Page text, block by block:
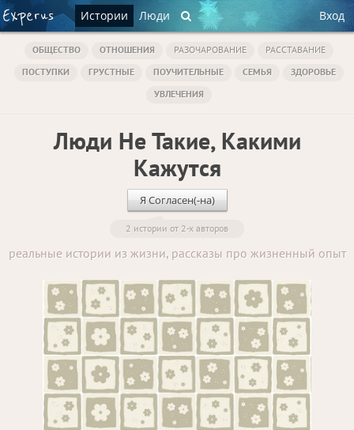
Истории Люди Вход
ОБЩЕСТВО ОТНОШЕНИЯ РАЗОЧАРОВАНИЕ
РАССТАВАНИЕ
ПОСТУПКИ
ГРУСТНЫЕ ПОУЧИТЕЛЬНЫЕ СЕМЬЯ
ЗДОРОВЬЕ
УВЛЕЧЕНИЯ
Люди Не Такие, Какими
Кажутся
Я Согласен(-на)
2 истории от 2-х авторов
реальные истории из жизни, рассказы про жизненный опыт